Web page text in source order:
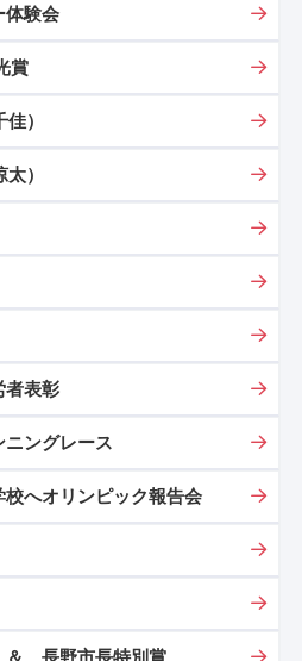
体験会
賞
）
）
者表彰
ングレース
へオリンピック報告会